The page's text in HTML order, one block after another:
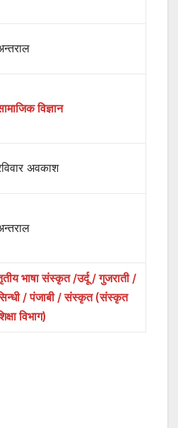
विज्ञान
अवकाश
भाषा संस्कृत /उर्दू / गुजराती /
/ पंजाबी / संस्कृत (संस्कृत
विभाग)